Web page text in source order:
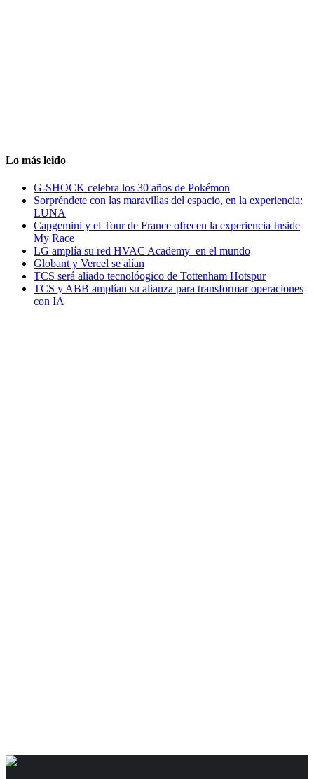
Lo más leido
G-SHOCK celebra los 30 años de Pokémon
Sorpréndete con las maravillas del espacio, en la experiencia:
LUNA
Capgemini y el Tour de France ofrecen la experiencia Inside
My Race
LG amplía su red HVAC Academy en el mundo
Globant y Vercel se alían
TCS será aliado tecnolóogico de Tottenham Hotspur
TCS y ABB amplían su alianza para transformar operaciones
con IA